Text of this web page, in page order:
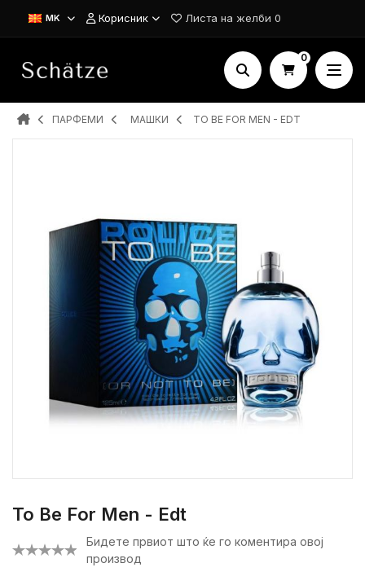
MK Корисник Листа на желби 0
0
ПАРФЕМИ MAШКИ TO BE FOR MEN - EDT
To Be For Men - Edt
Бидете првиот што ќе го коментира овој
производ